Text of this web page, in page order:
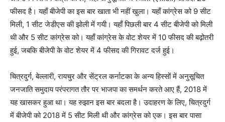
फीसद है। यहाँ बीजेपी का इस बार खाता भी नहीं खुला। यहाँ कांग्रेस को 9 सीट
मिली, 1 सीट जेडीएस की झोली में गयी। यहाँ पिछली बार 4 सीट बीजेपी को मिली
थी और 5 सीट कांग्रेस को। यहाँ कांग्रेस के वोट शेयर में 10 फीसद की बढ़ोतरी
हुई, जबकि बीजेपी के वोट शेयर में 4 फीसद की गिरावट दर्ज हुई।
चित्रदुर्ग, बेल्लारी, रायचुर और सेंट्रल कर्नाटका के अन्य हिस्सों में अनुसूचित
जनजाति समुदाय परंपरागत तौर पर भाजपा का समर्थन करते आए हैं, 2018 में
यह खासकर हुआ था। यह रुझान इस बार बदला है। उदाहरण के लिए, चित्रदुर्ग
में बीजेपी को 2018 में 5 सीट मिली थी और कांग्रेस को एक। इस बार पासा